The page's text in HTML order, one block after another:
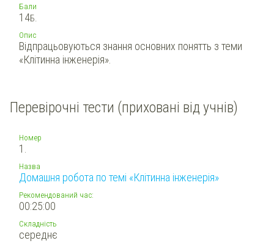
Бали
14Б.
Опис
Відпрацьовуються знання основних понятть з теми
«Клітинна інженерія».
Перевірочні тести (приховані від учнів)
Номер
1.
Назва
Домашня робота по темі «Клітинна інженерія»
Рекомендований час:
00:25:00
Складність
середнє